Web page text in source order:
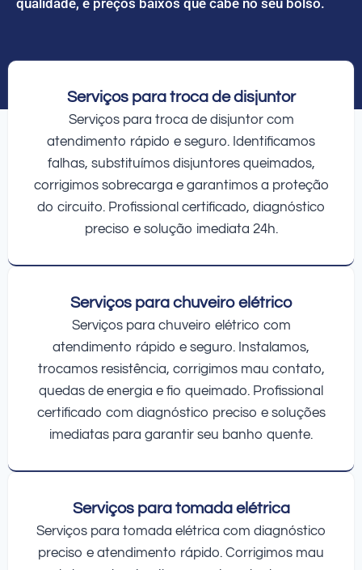
Serviços para troca de disjuntor
Serviços para troca de disjuntor com
atendimento rápido e seguro. Identificamos
falhas, substituímos disjuntores queimados,
corrigimos sobrecarga e garantimos a proteção
do circuito. Profissional certificado, diagnóstico
preciso e solução imediata 24h.
Serviços para chuveiro elétrico
Serviços para chuveiro elétrico com
atendimento rápido e seguro. Instalamos,
trocamos resistência, corrigimos mau contato,
quedas de energia e fio queimado. Profissional
certificado com diagnóstico preciso e soluções
imediatas para garantir seu banho quente.
Serviços para tomada elétrica
Serviços para tomada elétrica com diagnóstico
preciso e atendimento rápido. Corrigimos mau